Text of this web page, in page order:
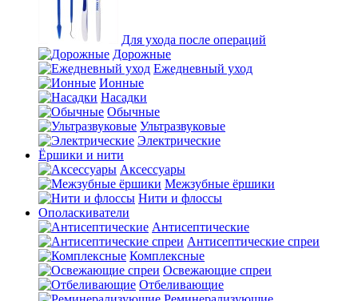
Для ухода после операций
Дорожные
Ежедневный уход
Ионные
Насадки
Обычные
Ультразвуковые
Электрические
Ёршики и нити
Аксессуары
Межзубные ёршики
Нити и флоссы
Ополаскиватели
Антисептические
Антисептические спреи
Комплексные
Освежающие спреи
Отбеливающие